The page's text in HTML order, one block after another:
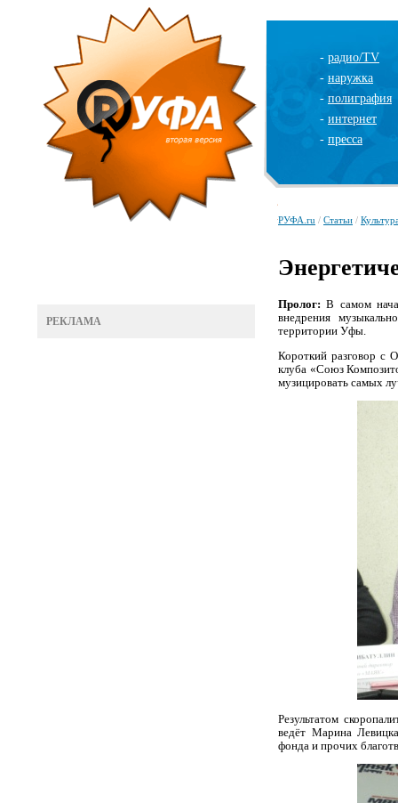
- радио/TV
- наружка
- полиграфия
- интернет
- пресса
РЕКЛАМА
РУФА.ru / Статьи /
Пролог: В самом
внедрения
территории Уфы.
Короткий разговор с
клуба «Союз
музицировать самых
Результатом
ведёт Марина
фонда и прочих